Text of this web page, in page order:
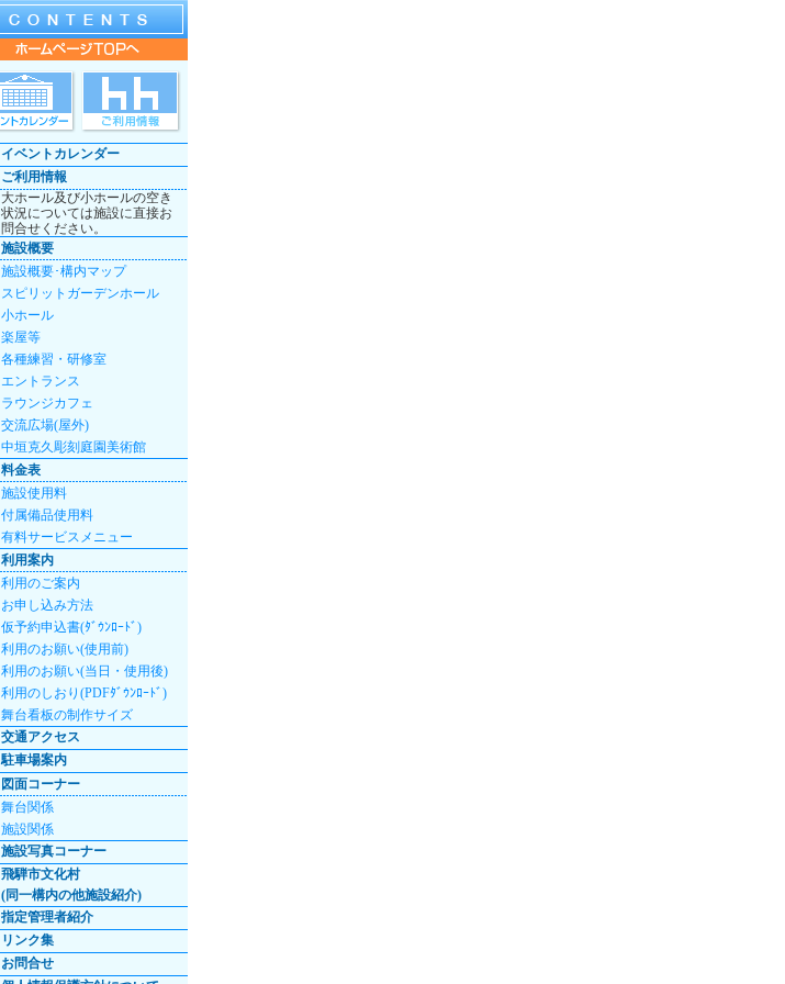
イベントカレンダー
ご利用情報
大ホール及び小ホールの空き
状況については施設に直接お
問合せください。
施設概要
施設概要･構内マップ
スピリットガーデンホール
小ホール
楽屋等
各種練習・研修室
エントランス
ラウンジカフェ
交流広場(屋外)
中垣克久彫刻庭園美術館
料金表
施設使用料
付属備品使用料
有料サービスメニュー
利用案内
利用のご案内
お申し込み方法
仮予約申込書(ﾀﾞｳﾝﾛｰﾄﾞ)
利用のお願い(使用前)
利用のお願い(当日・使用後)
利用のしおり(PDFﾀﾞｳﾝﾛｰﾄﾞ)
舞台看板の制作サイズ
交通アクセス
駐車場案内
図面コーナー
舞台関係
施設関係
施設写真コーナー
飛騨市文化村
(同一構内の他施設紹介)
指定管理者紹介
リンク集
お問合せ